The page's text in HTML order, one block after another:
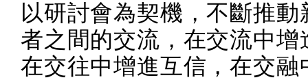
以研討會為契機，不斷推動
者之間的交流，在交流中增
在交往中增進互信，在交融